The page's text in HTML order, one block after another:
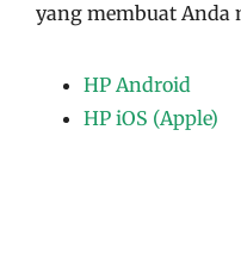
yang membuat Anda
HP Android
HP iOS (Apple)